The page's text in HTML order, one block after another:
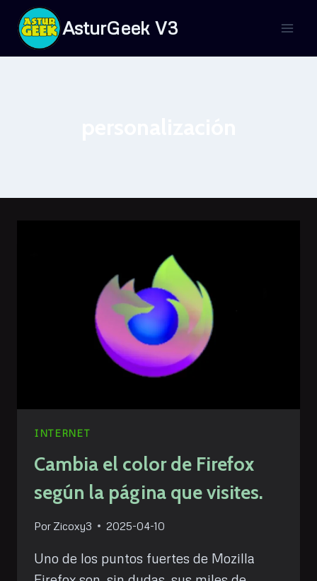
Saltar
contenido
AsturGeek V3
INTERNET
Cambia el color de Firefox
según la página que visites.
Por Zicoxy3 2025-04-10
Uno de los puntos fuertes de Mozilla